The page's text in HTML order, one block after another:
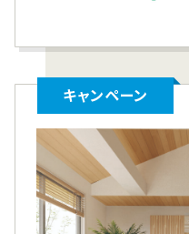
キャンペーン